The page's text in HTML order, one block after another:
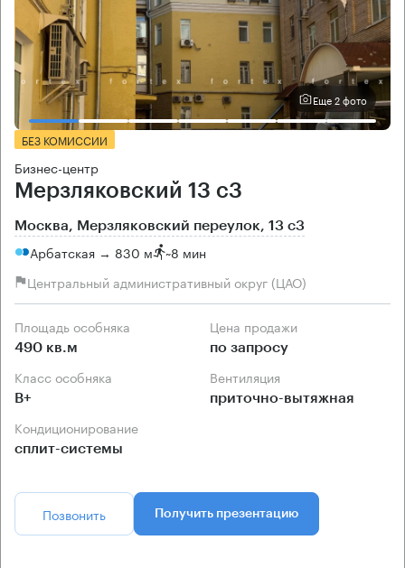
Еще 2 фото
БЕЗ КОМИССИИ
Бизнес-центр
Мерзляковский 13 с3
Москва, Мерзляковский переулок, 13 с3
Арбатская → 830 м ~8 мин
Центральный административный округ (ЦАО)
Площадь особняка
490 кв.м
Цена продажи
по запросу
Класс особняка
B+
Вентиляция
приточно-вытяжная
Кондиционирование
сплит-системы
Позвонить Получить презентацию